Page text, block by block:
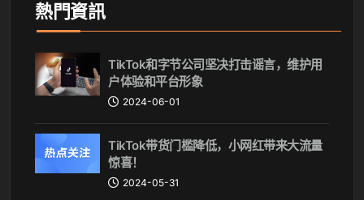
熱門資訊
TikTok和字节公司坚决打击谣言，维护用
户体验和平台形象
2024-06-01
TikTok带货门槛降低，小网红带来大流量
惊喜！
2024-05-31